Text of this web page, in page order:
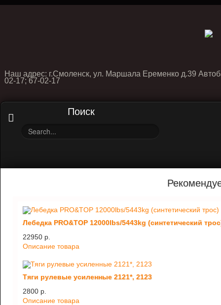
Наш адрес: г.Смоленск, ул. Маршала Еременко д.39
02-17; 67-02-17
Поиск
Лебедка PRO&TOP 12000lbs/5443kg (синтетический
22950 p.
Описание товара
Тяги рулевые усиленные 2121*, 2123
2800 p.
Описание товара